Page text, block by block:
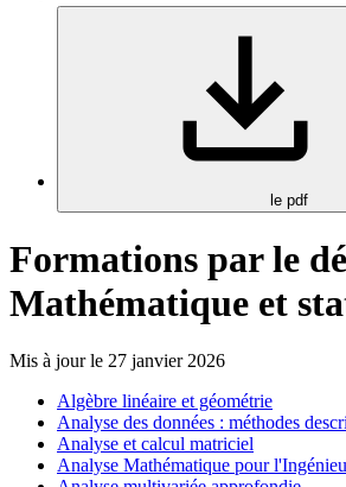
le pdf
Formations par le
Mathématique et
Mis à jour le 27 janvier 2026
Algèbre linéaire et géométrie
Analyse des données : méthodes
Analyse et calcul matriciel
Analyse Mathématique pour